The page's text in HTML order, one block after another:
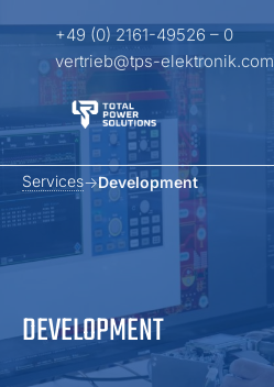
+49 (0) 2161-49526 – 0
vertrieb@tps-elektronik.com
DEVELOPMENT
Services Development